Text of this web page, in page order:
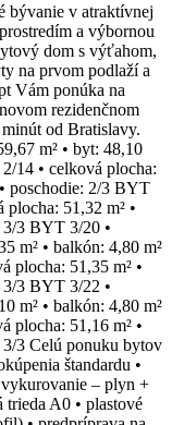
bývanie v atraktívnej
a výbornou
dom s výťahom,
na prvom podlaží a
Vám ponúka na
rezidenčnom
od Bratislavy.
m² • byt: 48,10
14 • celková plocha:
poschodie: 2/3 BYT
51,32 m² •
3/3 BYT 3/20 •
m² • balkón: 4,80 m²
plocha: 51,35 m² •
3/3 BYT 3/22 •
m² • balkón: 4,80 m²
plocha: 51,16 m² •
3/3 Celú ponuku bytov
štandardu •
– plyn +
trieda A0 • plastové